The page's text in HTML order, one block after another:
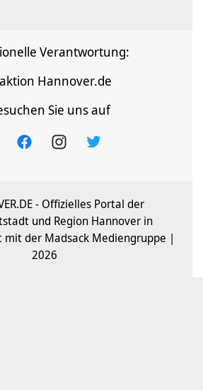
Verantwortung:
Hannover.de
Sie uns auf
- Offizielles Portal der
und Region Hannover in
mit der Madsack Mediengruppe |
2026